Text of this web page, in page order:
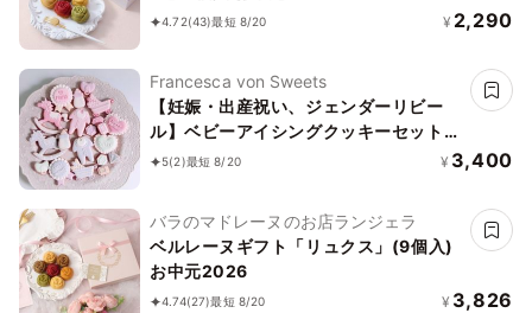
4.72(43)最短 8/20 ¥ 2,290
Francesca von Sweets
【妊娠・出産祝い、ジェンダーリビー
ル】ベビーアイシングクッキーセット
セミオーダー 5枚入り～
5(2)最短 8/20 ¥ 3,400
バラのマドレーヌのお店ランジェラ
ベルレーヌギフト「リュクス」(9個入)
お中元2026
4.74(27)最短 8/20 ¥ 3,826